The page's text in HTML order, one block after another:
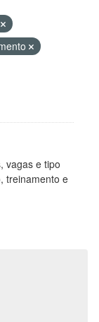
vagas e tipo
treinamento e